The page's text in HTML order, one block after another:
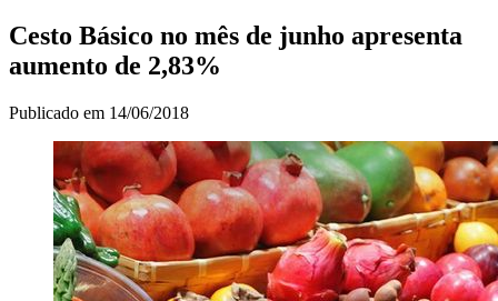
Cesto Básico no mês de junho apresenta
aumento de 2,83%
Publicado em 14/06/2018